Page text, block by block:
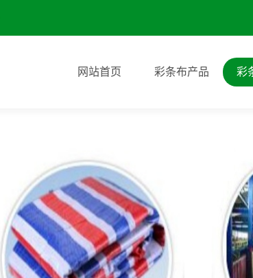
网站首页 彩条布产品 彩